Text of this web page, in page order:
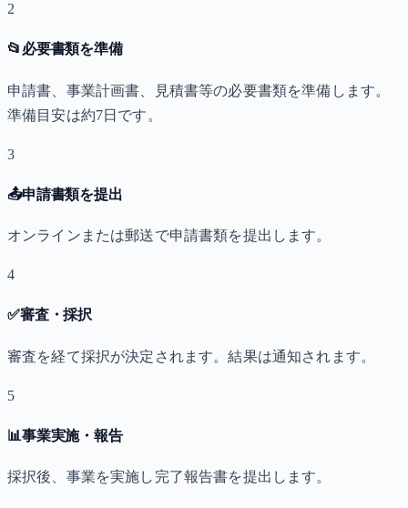
2
📂 必要書類を準備
申請書、事業計画書、見積書等の必要書類を準備します。
準備目安は約7日です。
3
📤申請書類を提出
オンラインまたは郵送で申請書類を提出します。
4
✅審査・採択
審査を経て採択が決定されます。結果は通知されます。
5
📊事業実施・報告
採択後、事業を実施し完了報告書を提出します。